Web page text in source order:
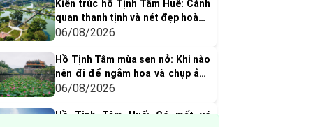
Kiến trúc hồ Tịnh Tâm Huế: Cảnh
quan thanh tịnh và nét đẹp hoàng
cung xưa
06/08/2026
Hồ Tịnh Tâm mùa sen nở: Khi nào
nên đi để ngắm hoa và chụp ảnh
đẹp nhất?
06/08/2026
Hồ Tịnh Tâm Huế: Có mất vé